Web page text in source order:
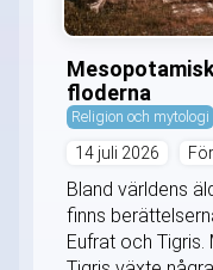
floderna
Religion och mytologi
14 juli 2026
Bland världens
finns
Eufrat och